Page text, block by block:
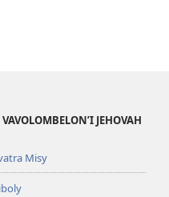
JEHOVAH
Misy